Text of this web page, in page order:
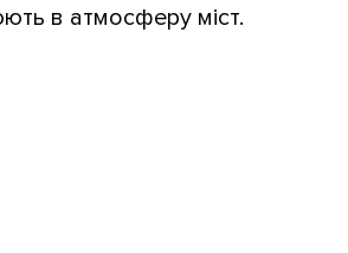
в атмосферу міст.